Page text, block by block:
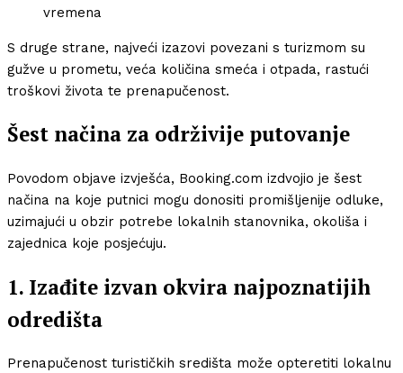
vremena
S druge strane, najveći izazovi povezani s turizmom su
gužve u prometu, veća količina smeća i otpada, rastući
troškovi života te prenapučenost.
Šest načina za održivije putovanje
Povodom objave izvješća, Booking.com izdvojio je šest
načina na koje putnici mogu donositi promišljenije odluke,
uzimajući u obzir potrebe lokalnih stanovnika, okoliša i
zajednica koje posjećuju.
1. Izađite izvan okvira najpoznatijih
odredišta
Prenapučenost turističkih središta može opteretiti lokalnu